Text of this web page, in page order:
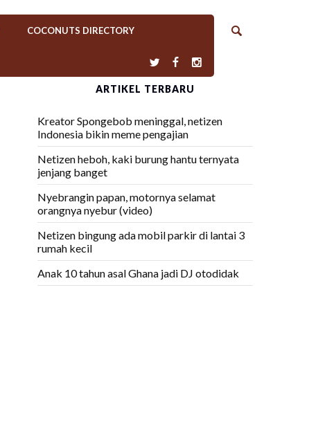
COCONUTS DIRECTORY
ARTIKEL TERBARU
Kreator Spongebob meninggal, netizen
Indonesia bikin meme pengajian
Netizen heboh, kaki burung hantu ternyata
jenjang banget
Nyebrangin papan, motornya selamat
orangnya nyebur (video)
Netizen bingung ada mobil parkir di lantai 3
rumah kecil
Anak 10 tahun asal Ghana jadi DJ otodidak